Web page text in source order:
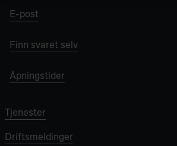
E-post
Finn svaret selv
Åpningstider
Tjenester
Driftsmeldinger